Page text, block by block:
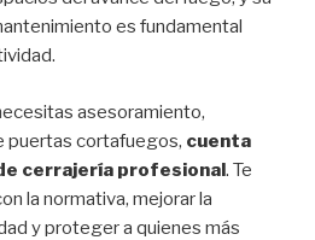
es fundamental
asesoramiento,
puertas cortafuegos, cuenta
cerrajería profesional. Te
la normativa, mejorar la
y proteger a quienes más